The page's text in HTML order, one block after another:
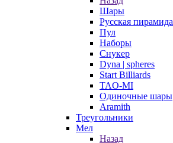
Шары
Русская пирамида
Пул
Наборы
Снукер
Dyna | spheres
Start Billiards
TAO-MI
Одиночные шары
Aramith
Треугольники
Мел
Назад